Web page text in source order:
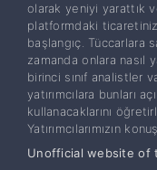
olarak yeniyi yarattık
platformdaki
başlangıç. Tüccarlara
zamanda onlara nasıl
birinci sınıf analistler
yatırımcılara bunları
kullanacaklarını
Yatırımcılarımızın
Unofficial website of